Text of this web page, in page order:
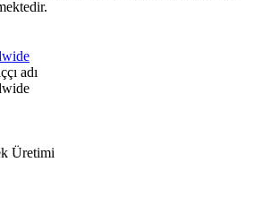
adı
Üretimi